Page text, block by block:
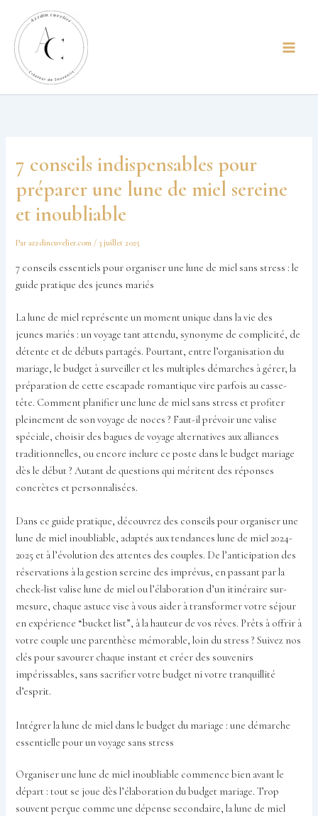
principal
contenu
7 conseils indispensables pour
préparer une lune de miel sereine
et inoubliable
Parazzdincuvelier.com /3 juillet 2025
7 conseils essentiels pour organiser une lune de miel sans stress : le
guide pratique des jeunes mariés
La lune de miel représente un moment unique dans la vie des
jeunes mariés : un voyage tant attendu, synonyme de complicité, de
détente et de débuts partagés. Pourtant, entre l’organisation du
mariage, le budget à surveiller et les multiples démarches à gérer, la
préparation de cette escapade romantique vire parfois au casse-
tête. Comment planifier une lune de miel sans stress et profiter
pleinement de son voyage de noces ? Faut-il prévoir une valise
spéciale, choisir des bagues de voyage alternatives aux alliances
traditionnelles, ou encore inclure ce poste dans le budget mariage
dès le début ? Autant de questions qui méritent des réponses
concrètes et personnalisées.
Dans ce guide pratique, découvrez des conseils pour organiser une
lune de miel inoubliable, adaptés aux tendances lune de miel 2024-
2025 et à l’évolution des attentes des couples. De l’anticipation des
réservations à la gestion sereine des imprévus, en passant par la
check-list valise lune de miel ou l’élaboration d’un itinéraire sur-
mesure, chaque astuce vise à vous aider à transformer votre séjour
en expérience “bucket list”, à la hauteur de vos rêves. Prêts à offrir à
votre couple une parenthèse mémorable, loin du stress ? Suivez nos
clés pour savourer chaque instant et créer des souvenirs
impérissables, sans sacrifier votre budget ni votre tranquillité
d’esprit.
Intégrer la lune de miel dans le budget du mariage : une démarche
essentielle pour un voyage sans stress
Organiser une lune de miel inoubliable commence bien avant le
départ : tout se joue dès l’élaboration du budget mariage. Trop
souvent perçue comme une dépense secondaire, la lune de miel